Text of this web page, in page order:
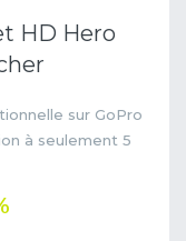
HD Hero
sur GoPro
à seulement 5